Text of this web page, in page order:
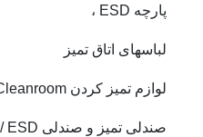
پارچه ESD ،
لباسهای اتاق تمیز
لوازم تمیز کردن Cleanroom (دستمال مرطوب ، غلتک چسبناک ، ماپس ، برس ، سواب) ،
صندلی تمیز و صندلی ESD / چهارپایه ،